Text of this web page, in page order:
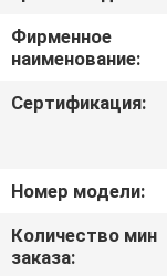
ЭКСКУРСИЯ
ПО
КОНТРОЛЬ
КАЧЕСТВА
Фирменное
наименование:
Сертификация:
Номер модели:
Количество мин
заказа: